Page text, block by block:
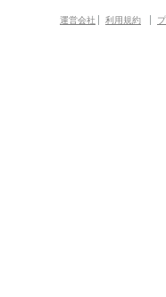
運営会社 利用規約